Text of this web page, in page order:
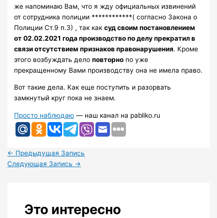
же напоминаю Вам, что я жду официальных извинений
от сотрудника полиции ************( согласно Закона о
Полиции Ст.9 п.3) , так каксуд своим постановлением
от 02.02.2021 года производство по делу прекратил в
связи отсутствием признаков правонарушения. Кроме
этого возбуждать делоповторно по уже
прекращенному Вами производству она не имела право.
Вот такие дела. Как еще поступить и разорвать
замкнутый круг пока не знаем.
Просто наблюдаю — наш канал на pabliko.ru
← Предыдущая Запись
Следующая Запись →
Это интересно